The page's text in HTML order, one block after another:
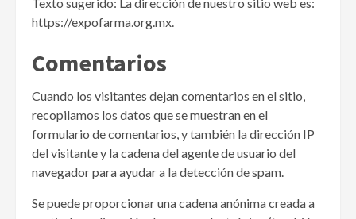
https://expofarma.org.mx.
Comentarios
Cuando los visitantes dejan comentarios en el sitio,
recopilamos los datos que se muestran en el
formulario de comentarios, y también la dirección IP
del visitante y la cadena del agente de usuario del
navegador para ayudar a la detección de spam.
Se puede proporcionar una cadena anónima creada a